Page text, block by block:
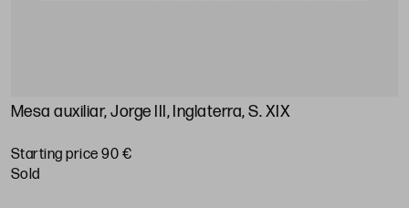
Mesa auxiliar, Jorge III, Inglaterra, S. XIX
Starting price 90 €
sold